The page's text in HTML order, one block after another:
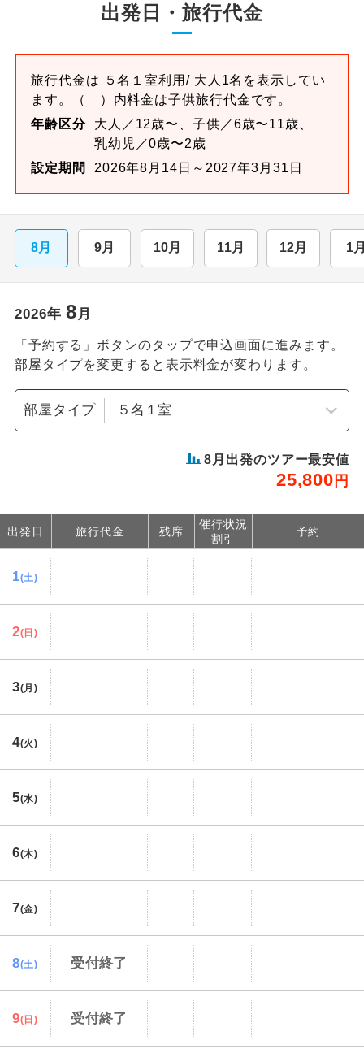
出発日・旅行代金
旅行代金は ５名１室利用/ 大人1名を表示してい
ます。
（ ）内料金は子供旅行代金です。
年齢区分
大人／12歳〜、子供／6歳〜11歳、
乳幼児／0歳〜2歳
設定期間
2026年8月14日～2027年3月31日
8月 9月 10月 11月 12月 1
2026年 8月
「予約する」ボタンのタップで申込画面に進みます。
部屋タイプを変更すると表示料金が変わります。
部屋タイプ
8 月出発のツアー最安値
25,800 円
出発日 旅行代金 残席
催行状況
割引
予約
1(土)
2(日)
3(月)
4(火)
5(水)
6(木)
7(金)
8(土) 受付終了
9(日) 受付終了